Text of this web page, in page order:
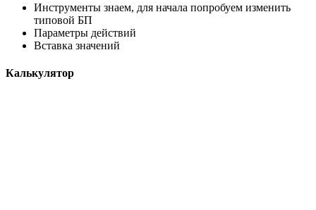
Инструменты знаем, для начала попробуем изменить
типовой БП
Параметры действий
Вставка значений
Калькулятор